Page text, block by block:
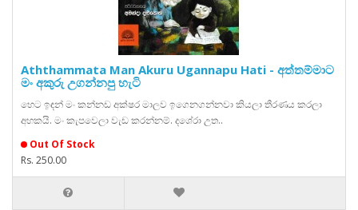
Aththammata Man Akuru Ugannapu Hati - අත්තම්මාට
මං අකුරු උගන්නපු හැටි
හෙට ඉඳන් මං කන්නඩ අක්ෂර මාලව ඉගෙනගන්නවා කියලා තීරණය කරලා
අහකයි. මං කැපවෙලා වැඩ කරන්නම්. දශේරා උත..
Out Of Stock
Rs. 250.00